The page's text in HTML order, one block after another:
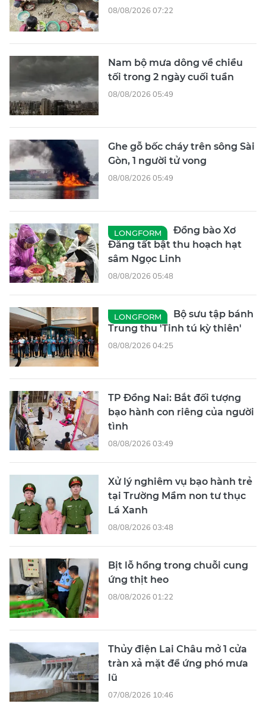
08/08/2026 07:22
Nam bộ mưa dông về chiều
tối trong 2 ngày cuối tuần
08/08/2026 05:49
Ghe gỗ bốc cháy trên sông Sài
Gòn, 1 người tử vong
08/08/2026 05:49
LONGFORM
Đồng bào Xơ
Đăng tất bật thu hoạch hạt
sâm Ngọc Linh
08/08/2026 05:48
LONGFORM
Bộ sưu tập bánh
Trung thu 'Tinh tú kỳ thiên'
08/08/2026 04:25
TP Đồng Nai: Bắt đối tượng
bạo hành con riêng của người
tình
08/08/2026 03:49
Xử lý nghiêm vụ bạo hành trẻ
tại Trường Mầm non tư thục
Lá Xanh
08/08/2026 03:48
Bịt lỗ hổng trong chuỗi cung
ứng thịt heo
08/08/2026 01:22
Thủy điện Lai Châu mở 1 cửa
tràn xả mặt để ứng phó mưa
lũ
07/08/2026 10:46